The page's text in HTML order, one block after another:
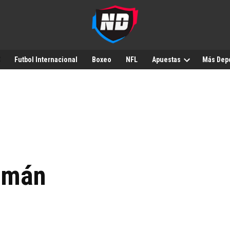
Futbol Internacional Boxeo NFL Apuestas Más